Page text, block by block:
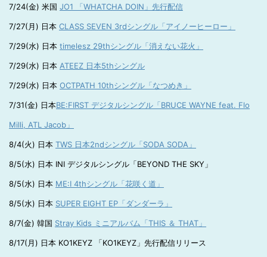
7/24(金) 米国 JO1 「WHATCHA DOIN」先行配信
7/27(月) 日本 CLASS SEVEN 3rdシングル「アイノーヒーロー」
7/29(水) 日本 timelesz 29thシングル「消えない花火」
7/29(水) 日本 ATEEZ 日本5thシングル
7/29(水) 日本 OCTPATH 10thシングル「なつめき」
7/31(金) 日本BE:FIRST デジタルシングル「BRUCE WAYNE feat. Flo
Milli, ATL Jacob」
8/4(火) 日本 TWS 日本2ndシングル「SODA SODA」
8/5(水) 日本 INI デジタルシングル「BEYOND THE SKY」
8/5(水) 日本 ME:I 4thシングル「花咲く道」
8/5(水) 日本 SUPER EIGHT EP「ダンダーラ」
8/7(金) 韓国 Stray Kids ミニアルバム「THIS ＆ THAT」
8/17(月) 日本 KO1KEYZ 「KO1KEYZ」先行配信リリース